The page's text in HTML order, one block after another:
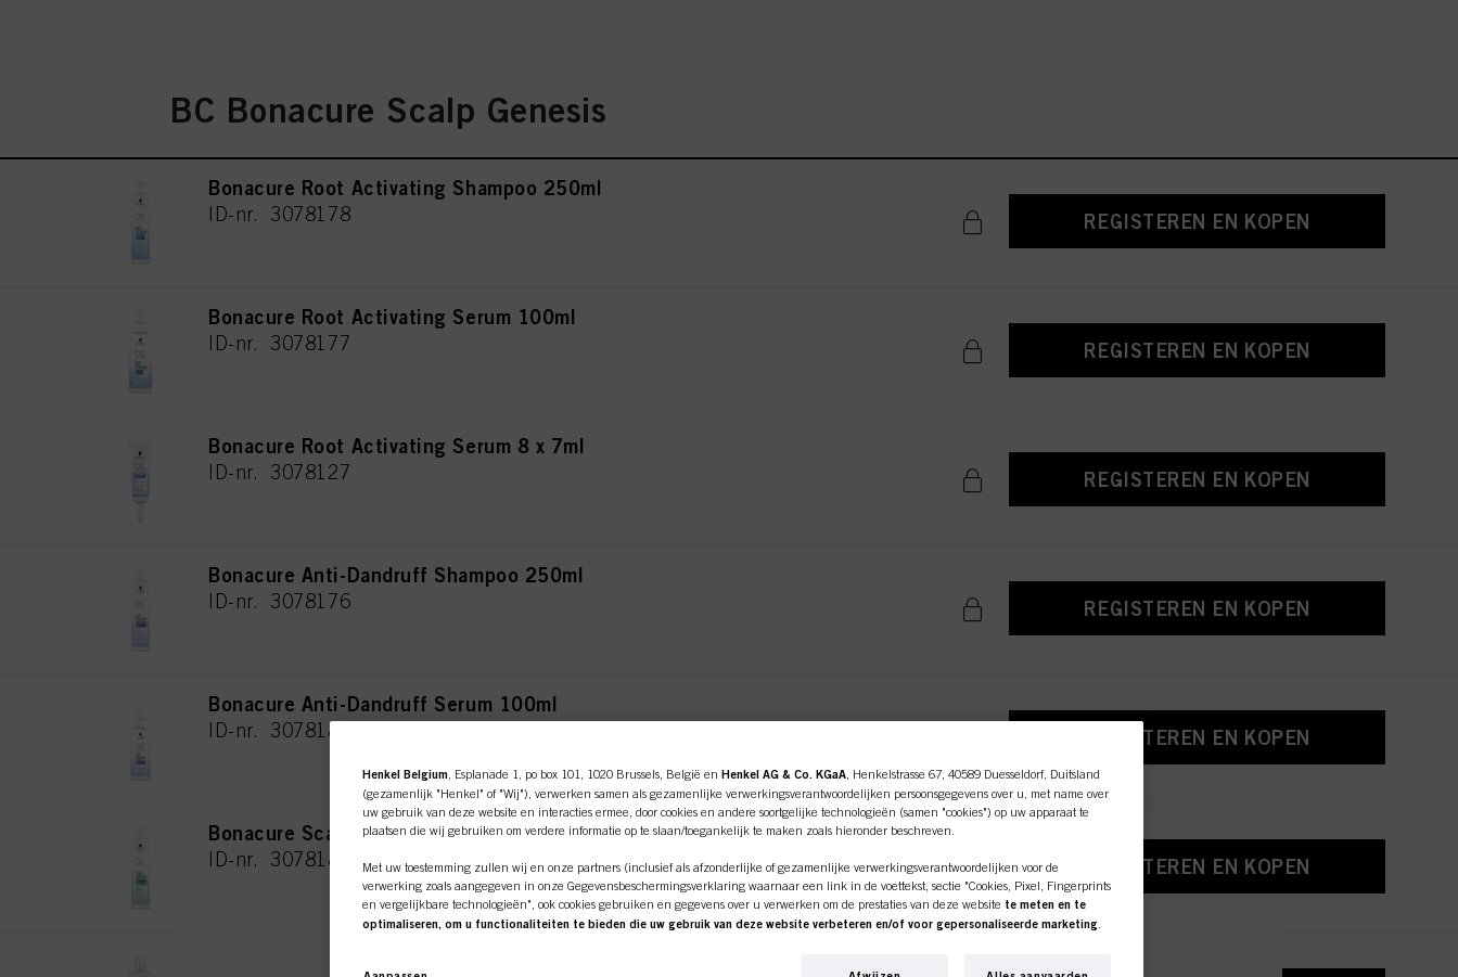
BC Bonacure Scalp Genesis
Bonacure Root Activating Shampoo 250ml
ID-nr. 3078178 REGISTEREN EN KOPEN
Bonacure Root Activating Serum 100ml
ID-nr. 3078177 REGISTEREN EN KOPEN
Bonacure Root Activating Serum 8 x 7ml
ID-nr. 3078127 REGISTEREN EN KOPEN
Bonacure Anti-Dandruff Shampoo 250ml
ID-nr. 3078176 REGISTEREN EN KOPEN
Bonacure Anti-Dandruff Serum 100ml
ID-nr. 3078182 REGISTEREN EN KOPEN
Bonacure Scalp Soothing Shampoo 250ml
ID-nr. 3078181 REGISTEREN EN KOPEN
Henkel Belgium , Esplanade 1, po box 101, 1020 Brussels, België en Henkel AG & Co. KGaA , Henkelstrasse 67, 40589 Duesseldorf, Duitsland
(gezamenlijk "Henkel" of "Wij"), verwerken samen als gezamenlijke verwerkingsverantwoordelijken persoonsgegevens over u, met name over
uw gebruik van deze website en interacties ermee, door cookies en andere soortgelijke technologieën (samen "cookies") op uw apparaat te
plaatsen die wij gebruiken om verdere informatie op te slaan/toegankelijk te maken zoals hieronder beschreven.
Met uw toestemming zullen wij en onze partners (inclusief als afzonderlijke of gezamenlijke verwerkingsverantwoordelijken voor de
verwerking zoals aangegeven in onze Gegevensbeschermingsverklaring waarnaar een link in de voettekst, sectie "Cookies, Pixel, Fingerprints
en vergelijkbare technologieën", ook cookies gebruiken en gegevens over u verwerken om de prestaties van deze website te meten en te
optimaliseren, om u functionaliteiten te bieden die uw gebruik van deze website verbeteren en/of voor gepersonaliseerde marketing